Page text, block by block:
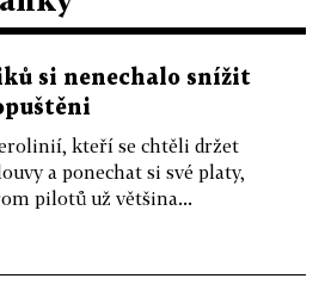
si nenechalo snížit
kteří se chtěli držet
a ponechat si své platy,
pilotů už většina...